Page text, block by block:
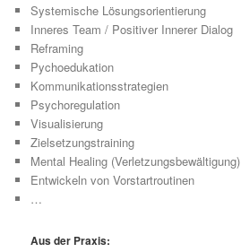
Systemische Lösungsorientierung
Inneres Team / Positiver Innerer Dialog
Reframing
Pychoedukation
Kommunikationsstrategien
Psychoregulation
Visualisierung
Zielsetzungstraining
Mental Healing (Verletzungsbewältigung)
Entwickeln von Vorstartroutinen
…
Aus der Praxis: